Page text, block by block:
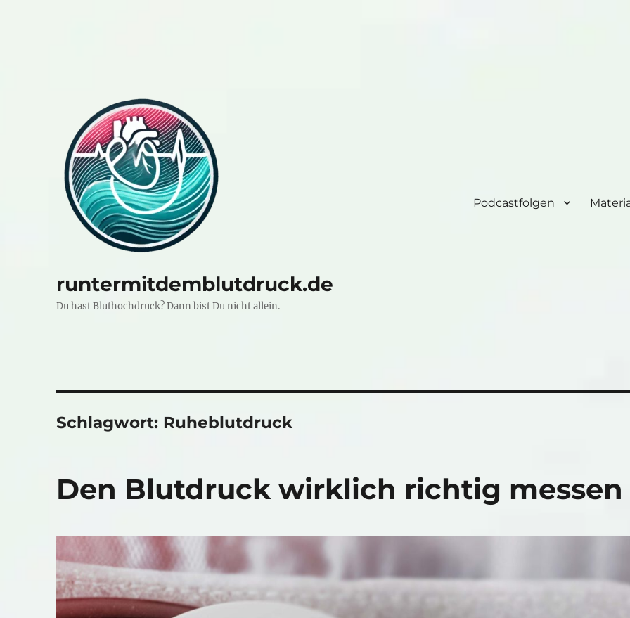
runtermitdemblutdruck.de
Du hast Bluthochdruck? Dann bist Du nicht allein.
Podcastfolgen
Schlagwort: Ruheblutdruck
Den Blutdruck wirklich richtig messen